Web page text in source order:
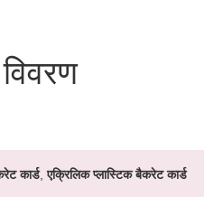
कार्ड,एक्रिलिक प्लास्टिक बैकरेट कार्ड